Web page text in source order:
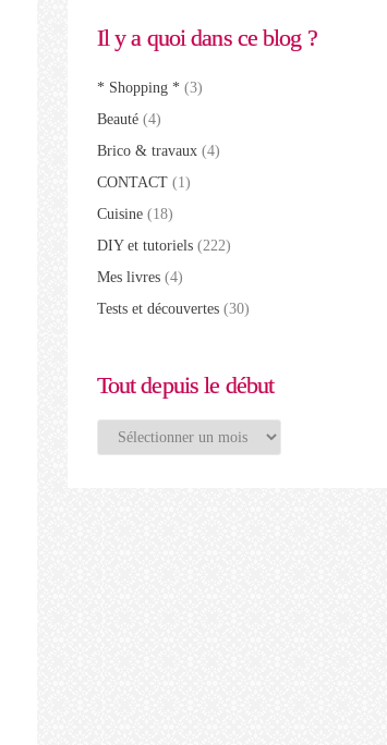
Il y a quoi dans ce blog ?
* Shopping *(3)
Beauté(4)
Brico & travaux(4)
CONTACT(1)
Cuisine(18)
DIY et tutoriels(222)
Mes livres(4)
Tests et découvertes(30)
Tout depuis le début
Tout